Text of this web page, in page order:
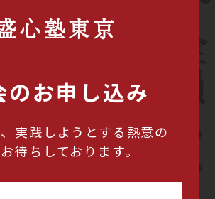
心塾東京
のお申し込み
実践しようとする熱意の
待ちしております。